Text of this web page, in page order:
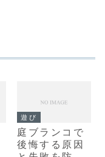
遊び
庭ブランコで
後悔する原因